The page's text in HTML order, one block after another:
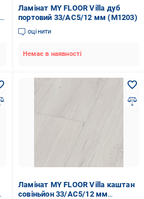
Ламінат MY FLOOR Villa дуб
портовий 33/АС5/12 мм (M1203)
оцінити
Немає в наявності
Ламінат MY FLOOR Villa каштан
совіньйон 33/АС5/12 мм